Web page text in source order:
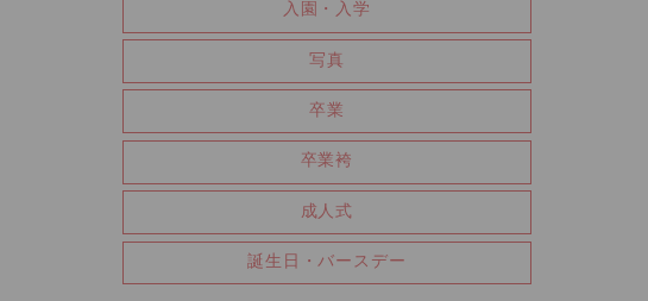
入園・入学
写真
卒業
卒業袴
成人式
誕生日・バースデー